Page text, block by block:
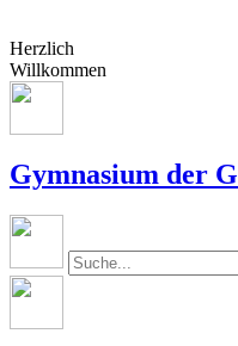
Herzlich
Willkommen
Gymnasium der